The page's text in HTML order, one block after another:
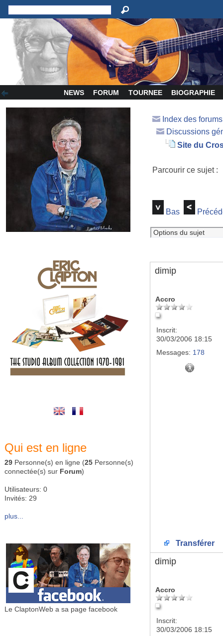
NEWS FORUM TOURNEE BIOGRAPHIE
Qui est en ligne
29 Personne(s) en ligne (25 Personne(s)
connectée(s) sur Forum)
Utilisateurs: 0
Invités: 29
plus...
Le ClaptonWeb a sa page facebook
Index des
Discussions
Site du
Parcourir ce sujet
Bas
dimip
Accro
Inscrit:
30/03/2006 18:15
Messages: 178
Transférer
dimip
Accro
Inscrit:
30/03/2006 18:15